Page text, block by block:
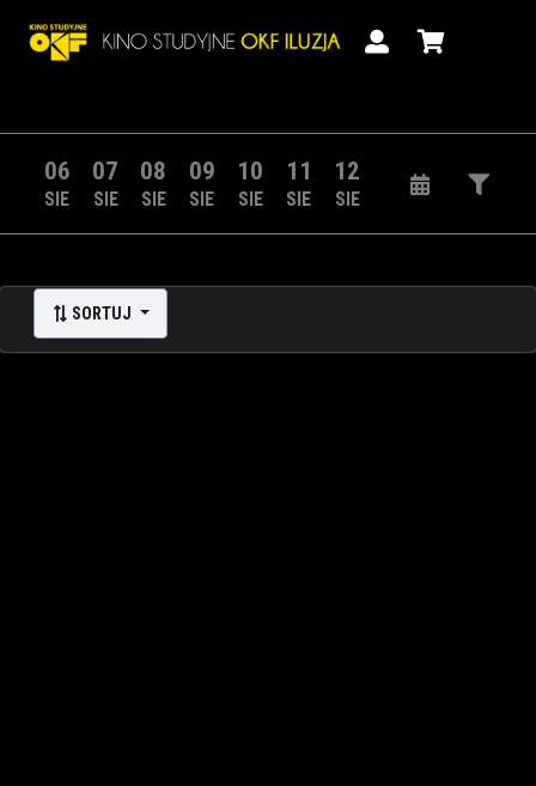
06
SIE
07
SIE
08
SIE
09
SIE
10
SIE
11
SIE
12
SIE
SORTUJ